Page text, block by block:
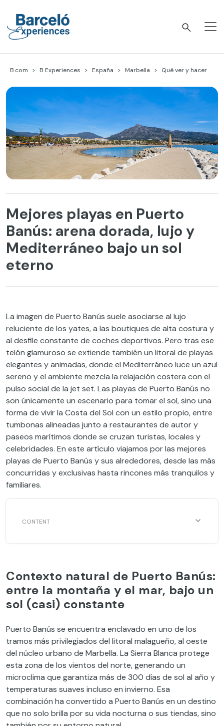
content
B.com B Experiences España Marbella Qué ver y hacer
Mejores playas en Puerto
Banús: arena dorada, lujo y
Mediterráneo bajo un sol
eterno
La imagen de Puerto Banús suele asociarse al lujo
reluciente de los yates, a las boutiques de alta costura y
al desfile constante de coches deportivos. Pero tras ese
telón glamuroso se extiende también un litoral de playas
elegantes y animadas, donde el Mediterráneo luce un azul
sereno y el ambiente mezcla la relajación costera con el
pulso social de la jet set. Las playas de Puerto Banús no
son únicamente un escenario para tomar el sol, sino una
forma de vivir la Costa del Sol con un estilo propio, entre
tumbonas alineadas junto a restaurantes de autor y
paseos marítimos donde se cruzan turistas, locales y
celebridades. En este artículo viajamos por las mejores
playas de Puerto Banús y sus alrededores, desde las más
concurridas y exclusivas hasta rincones más tranquilos y
familiares.
Contexto natural de Puerto Banús:
entre la montaña y el mar, bajo un
sol (casi) constante
Puerto Banús se encuentra enclavado en uno de los
tramos más privilegiados del litoral malagueño, al oeste
del núcleo urbano de Marbella. La Sierra Blanca protege
esta zona de los vientos del norte, generando un
microclima que garantiza más de 300 días de sol al año y
temperaturas suaves incluso en invierno. Esa
combinación ha convertido a Puerto Banús en un destino
que no solo brilla por su vida nocturna o sus tiendas, sino